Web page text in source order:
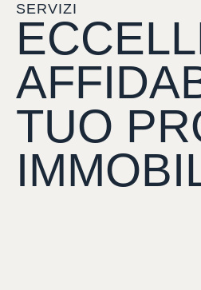
SERVIZI
TUO